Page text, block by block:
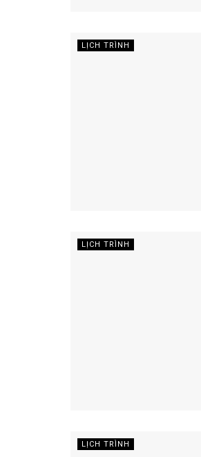
LỊCH TRÌNH
LỊCH TRÌNH
LỊCH TRÌNH